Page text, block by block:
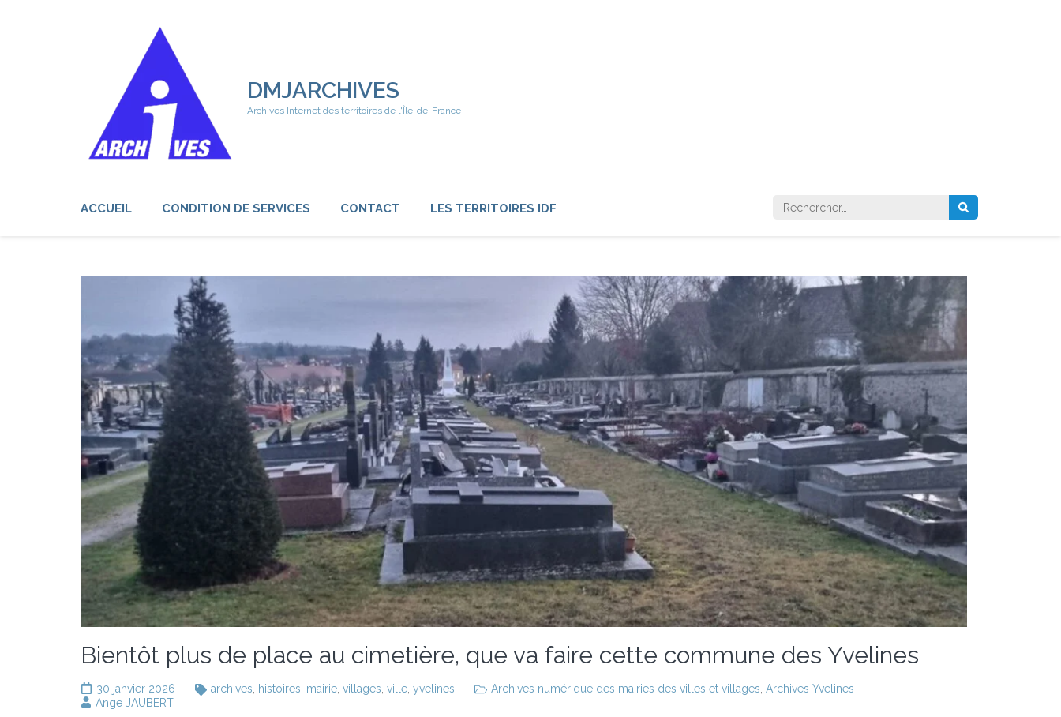
DMJARCHIVES
Archives Internet des territoires de l'Île-de-France
ACCUEIL CONDITION DE SERVICES CONTACT LES TERRITOIRES IDF Rechercher :
Bientôt plus de place au cimetière, que va faire cette commune des Yvelines
30 janvier 2026 archives, histoires, mairie, villages, ville, yvelines Archives numérique des mairies des villes et villages, Archives Yvelines
Ange JAUBERT